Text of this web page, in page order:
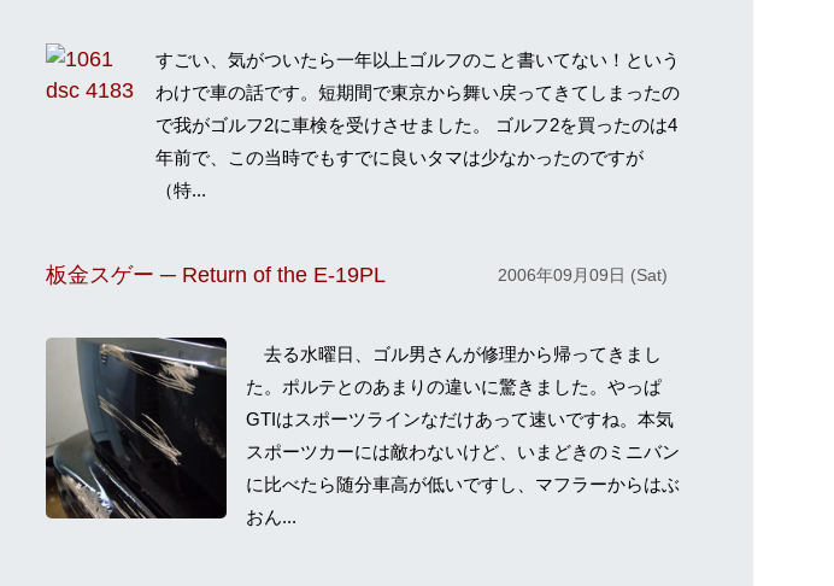
すごい、気がついたら一年以上ゴルフのこと書いてない！という
わけで車の話です。短期間で東京から舞い戻ってきてしまったの
で我がゴルフ2に車検を受けさせました。 ゴルフ2を買ったのは4
年前で、この当時でもすでに良いタマは少なかったのですが
（特...
板金スゲー ─ Return of the E-19PL 2006年09月09日 (Sat)
去る水曜日、ゴル男さんが修理から帰ってきまし
た。ポルテとのあまりの違いに驚きました。やっぱ
GTIはスポーツラインなだけあって速いですね。本気
スポーツカーには敵わないけど、いまどきのミニバン
に比べたら随分車高が低いですし、マフラーからはぶ
おん...